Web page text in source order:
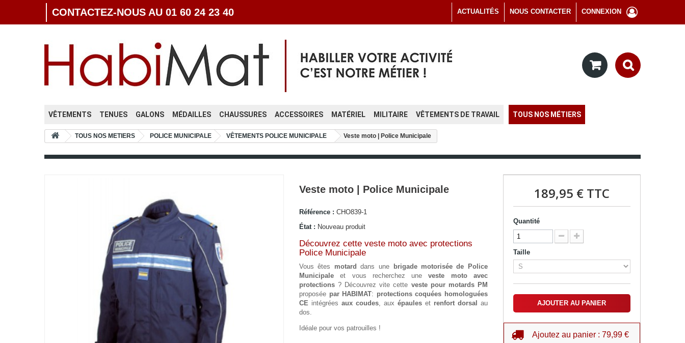
CONNEXION
NOUS CONTACTER
ACTUALITÉS
CONTACTEZ-NOUS AU 01 60 24 23 40
VÊTEMENTS TENUES GALONS MÉDAILLES CHAUSSURES ACCESSOIRES MATÉRIEL MILITAIRE VÊTEMENTS DE TRAVAIL TOUS NOS MÉTIERS
TOUS NOS METIERS POLICE MUNICIPALE VÊTEMENTS POLICE MUNICIPALE Veste moto | Police Municipale
Veste moto | Police Municipale
Référence : CHO839-1
État : Nouveau produit
Découvrez cette veste moto avec protections
Police Municipale
Vous êtes motard dans une
brigade motorisée de Police
Municipale et vous recherchez uneveste moto avec
protections ? Découvrez vite cette veste pour motards PM
proposée par HABIMAT: protections coquées homologuées
CE intégrées aux coudes, aux épaules et renfort dorsal au
dos.
Idéale pour vos patrouilles !
189,95 €TTC
Quantité
Taille
AJOUTER AU PANIER
Ajoutez au panier : 79,99 €